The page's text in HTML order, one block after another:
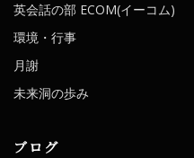
英会話の部 ECOM(イーコム)
環境・行事
月謝
未来洞の歩み
ブログ